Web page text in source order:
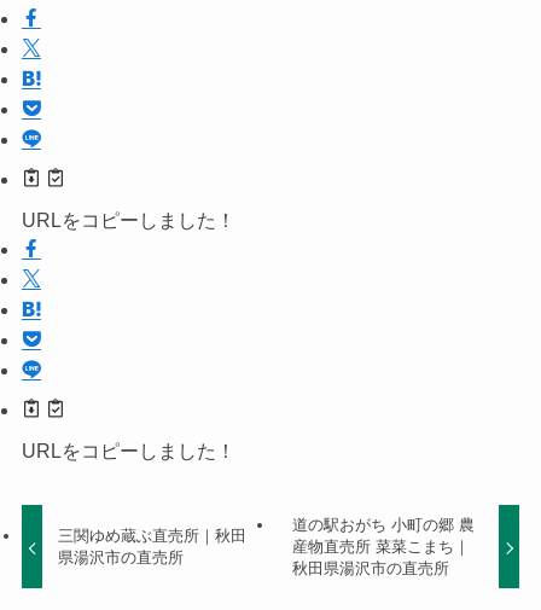
URLをコピーしました！
URLをコピーしました！
三関ゆめ蔵ぶ直売所｜秋田
県湯沢市の直売所
道の駅おがち 小町の郷 農
産物直売所 菜菜こまち｜
秋田県湯沢市の直売所